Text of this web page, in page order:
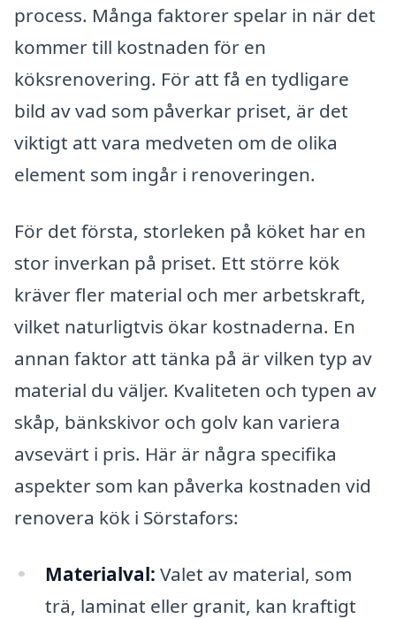
process. Många faktorer spelar in när det
kommer till kostnaden för en
köksrenovering. För att få en tydligare
bild av vad som påverkar priset, är det
viktigt att vara medveten om de olika
element som ingår i renoveringen.
För det första, storleken på köket har en
stor inverkan på priset. Ett större kök
kräver fler material och mer arbetskraft,
vilket naturligtvis ökar kostnaderna. En
annan faktor att tänka på är vilken typ av
material du väljer. Kvaliteten och typen av
skåp, bänkskivor och golv kan variera
avsevärt i pris. Här är några specifika
aspekter som kan påverka kostnaden vid
renovera kök i Sörstafors:
Materialval: Valet av material, som
trä, laminat eller granit, kan kraftigt